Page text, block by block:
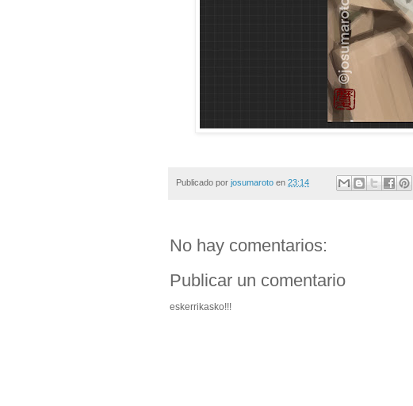
Publicado por josumaroto en 23:14
No hay comentarios:
Publicar un comentario
eskerrikasko!!!